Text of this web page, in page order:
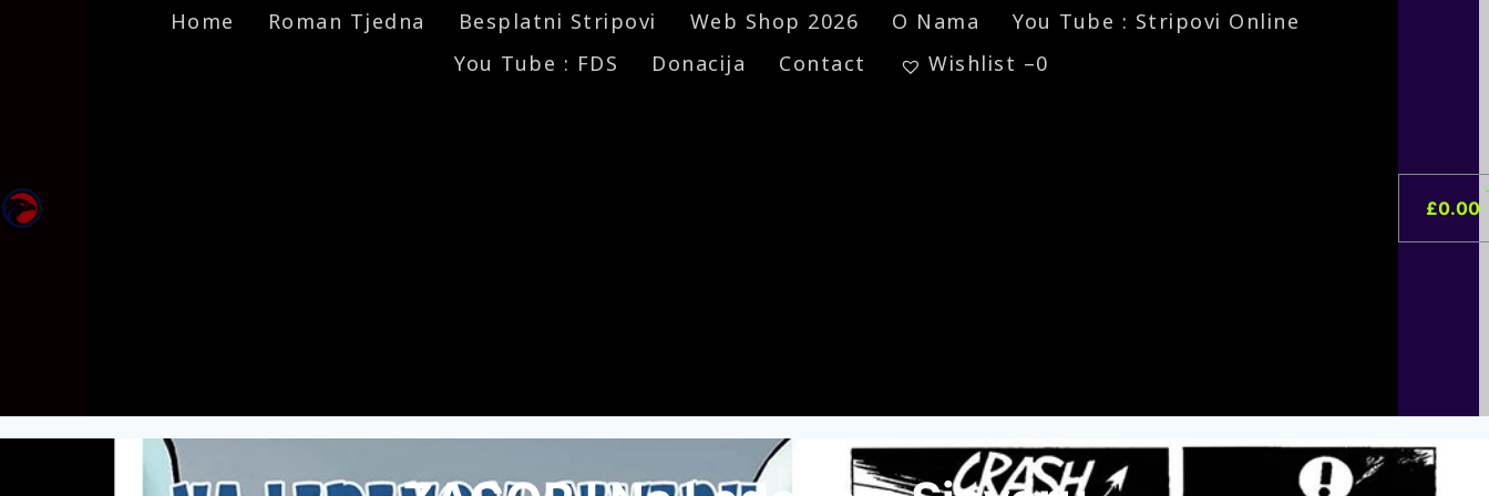
Home Roman Tjedna Besplatni Stripovi Web Shop 2026 O Nama
You Tube : Stripovi Online
You Tube : FDS
Donacija Contact Wishlist –0
£0.00